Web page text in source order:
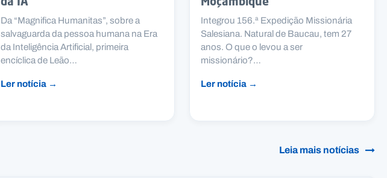
Da “Magnifica Humanitas”, sobre a
salvaguarda da pessoa humana na Era
da Inteligência Artificial, primeira
encíclica de Leão…
Ler notícia →
Integrou 156.ª Expedição Missionária
Salesiana. Natural de Baucau, tem 27
anos. O que o levou a ser
missionário?…
Ler notícia →
Leia mais notícias